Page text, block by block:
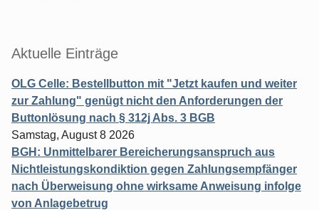
Aktuelle Einträge
OLG Celle: Bestellbutton mit "Jetzt kaufen und weiter
zur Zahlung" genügt nicht den Anforderungen der
Buttonlösung nach § 312j Abs. 3 BGB
Samstag, August 8 2026
BGH: Unmittelbarer Bereicherungsanspruch aus
Nichtleistungskondiktion gegen Zahlungsempfänger
nach Überweisung ohne wirksame Anweisung infolge
von Anlagebetrug